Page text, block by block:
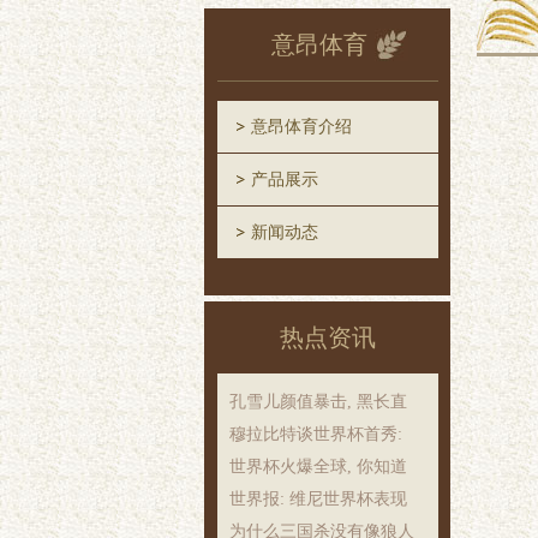
意昂体育
意昂体育介绍
产品展示
新闻动态
热点资讯
孔雪儿颜值暴击, 黑长直
穆拉比特谈世界杯首秀:
世界杯火爆全球, 你知道
世界报: 维尼世界杯表现
为什么三国杀没有像狼人